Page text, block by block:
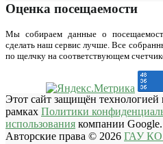
Оценка посещаемости
Мы собираем данные о
сделать наш сервис лучше. Все
по щелчку на соответствующем
Этот сайт защищён
рамках Политики
использования компании Google.
Авторские права © 2026 ГАУ КО